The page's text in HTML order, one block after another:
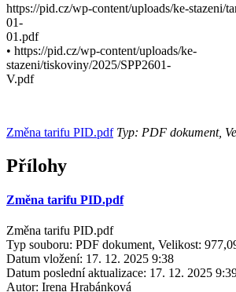
https://pid.cz/wp-content/uploads/ke-stazeni/
01-
01.pdf
• https://pid.cz/wp-content/uploads/ke-
stazeni/tiskoviny/2025/SPP2601-
V.pdf
Změna tarifu PID.pdfTyp: PDF dokument,
Přílohy
Změna tarifu PID.pdf
Změna tarifu PID.pdf
Typ souboru: PDF dokument, Velikost:
Datum vložení: 17. 12. 2025 9:38
Datum poslední aktualizace: 17. 12. 2025
Autor: Irena Hrabánková